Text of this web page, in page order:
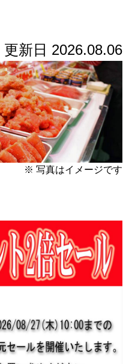
更新日 2026.08.06
※ 写真はイメージです